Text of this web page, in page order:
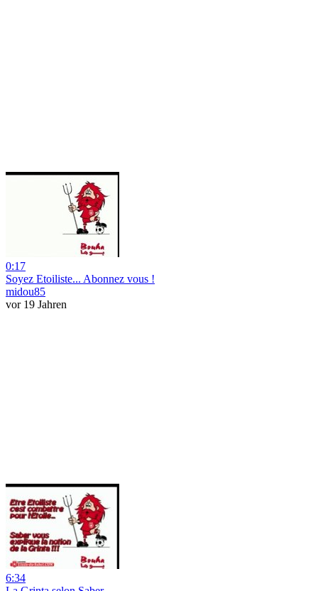
0:17
Soyez Etoiliste... Abonnez vous !
midou85
vor 19 Jahren
6:34